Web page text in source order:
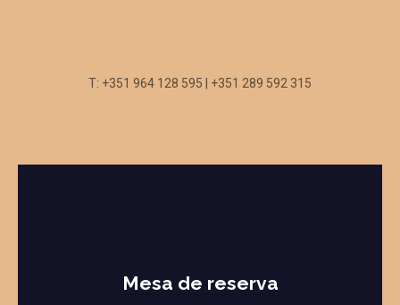
T: +351 964 128 595 | +351 289 592 315
Mesa de reserva